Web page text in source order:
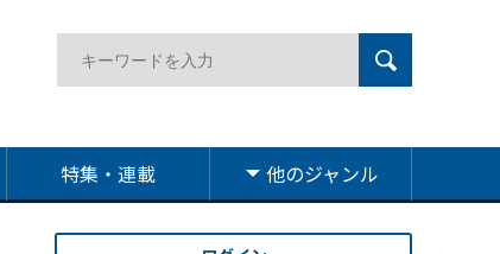
特集・連載 他のジャンル